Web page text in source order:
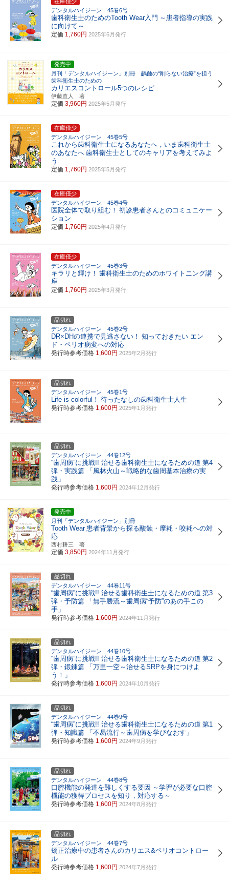
デンタルハイジーン 45巻6号
歯科衛生士のためのTooth Wear入門 ～患者指導の実践
に向けて～
定価 1,760円 2025年6月発行
発売中
月刊「デンタルハイジーン」別冊 齲蝕の“削らない治療”を担う
歯科衛生士のための
カリエスコントロール5つのレシピ
伊藤直人 著
定価 3,960円 2025年5月発行
在庫僅少
デンタルハイジーン 45巻5号
これから歯科衛生士になるあなたへ，いま歯科衛生士
のあなたへ 歯科衛生士としてのキャリアを考えてみよ
う
定価 1,760円 2025年5月発行
在庫僅少
デンタルハイジーン 45巻4号
医院全体で取り組む！ 初診患者さんとのコミュニケー
ション
定価 1,760円 2025年4月発行
在庫僅少
デンタルハイジーン 45巻3号
キラリと輝け！ 歯科衛生士のためのホワイトニング講
座
定価 1,760円 2025年3月発行
品切れ
デンタルハイジーン 45巻2号
DR×DHの連携で見逃さない！ 知っておきたい エン
ド・ペリオ病変への対応
発行時参考価格 1,600円 2025年2月発行
品切れ
デンタルハイジーン 45巻1号
Life is colorful！ 待ったなしの歯科衛生士人生
発行時参考価格 1,600円 2025年1月発行
品切れ
デンタルハイジーン 44巻12号
“歯周病”に挑戦!! 治せる歯科衛生士になるための道 第4
弾・実践篇 「風林火山～戦略的な歯周基本治療の実
践」
発行時参考価格 1,600円 2024年12月発行
発売中
月刊「デンタルハイジーン」別冊
Tooth Wear 患者背景から探る酸蝕・摩耗・咬耗への対
応
西村耕三 著
定価 3,850円 2024年11月発行
品切れ
デンタルハイジーン 44巻11号
“歯周病”に挑戦!! 治せる歯科衛生士になるための道 第3
弾・予防篇 「無手勝流～歯周病“予防”のあの手この
手」
発行時参考価格 1,600円 2024年11月発行
品切れ
デンタルハイジーン 44巻10号
“歯周病”に挑戦!! 治せる歯科衛生士になるための道 第2
弾・鍛錬篇 「万里一空～治せるSRPを身につけよ
う！」
発行時参考価格 1,600円 2024年10月発行
品切れ
デンタルハイジーン 44巻9号
“歯周病”に挑戦!! 治せる歯科衛生士になるための道 第1
弾・知識篇 「不易流行～歯周病を学びなおす」
発行時参考価格 1,600円 2024年9月発行
品切れ
デンタルハイジーン 44巻8号
口腔機能の発達を難しくする要因 ～学習が必要な口腔
機能の獲得プロセスを知り，対応する～
発行時参考価格 1,600円 2024年8月発行
品切れ
デンタルハイジーン 44巻7号
矯正治療中の患者さんのカリエス&ペリオコントロー
ル
発行時参考価格 1,600円 2024年7月発行